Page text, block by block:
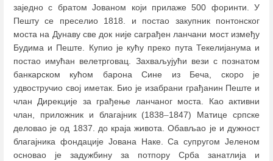
заједно с братом Јованом који прилаже 500 форинти. У
Пешту се преселио 1818. и постао закупник понтонског
моста на Дунаву све док није саграђен ланчани мост између
Будима и Пеште. Купио је кућу преко пута Текелијанума и
постао имућан велетрговац. Захваљујући вези с познатом
банкарском кућом барона Сине из Беча, скоро је
удвостручио свој иметак. Био је изабрани грађанин Пеште и
члан Дирекције за грађење ланчаног моста. Као активни
члан, приложник и благајник (1838–1847) Матице српске
деловао је од 1837. до краја живота. Обављао је и дужност
благајника фондације Јована Наке. Са супругом Јеленом
основао је задужбину за потпору Срба занатлија и